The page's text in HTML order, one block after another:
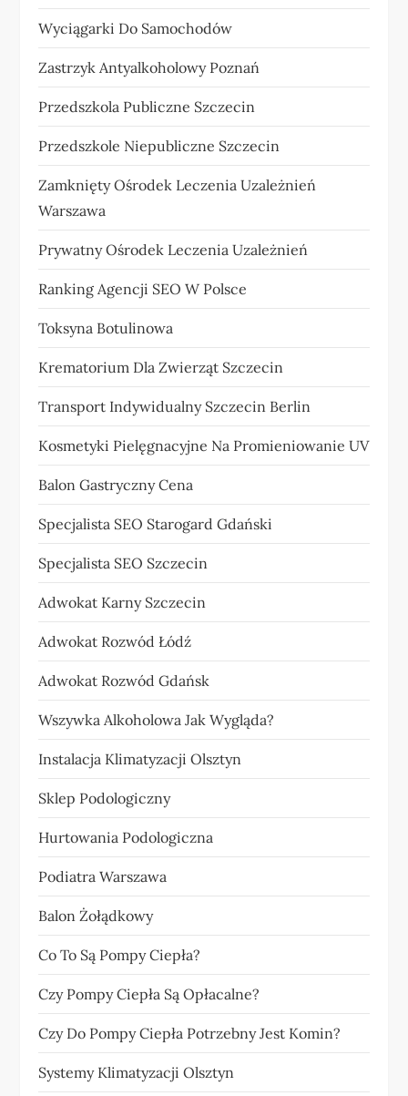
Wyciągarki Do Samochodów
Zastrzyk Antyalkoholowy Poznań
Przedszkola Publiczne Szczecin
Przedszkole Niepubliczne Szczecin
Zamknięty Ośrodek Leczenia Uzależnień
Warszawa
Prywatny Ośrodek Leczenia Uzależnień
Ranking Agencji SEO W Polsce
Toksyna Botulinowa
Krematorium Dla Zwierząt Szczecin
Transport Indywidualny Szczecin Berlin
Kosmetyki Pielęgnacyjne Na Promieniowanie UV
Balon Gastryczny Cena
Specjalista SEO Starogard Gdański
Specjalista SEO Szczecin
Adwokat Karny Szczecin
Adwokat Rozwód Łódź
Adwokat Rozwód Gdańsk
Wszywka Alkoholowa Jak Wygląda?
Instalacja Klimatyzacji Olsztyn
Sklep Podologiczny
Hurtowania Podologiczna
Podiatra Warszawa
Balon Żołądkowy
Co To Są Pompy Ciepła?
Czy Pompy Ciepła Są Opłacalne?
Czy Do Pompy Ciepła Potrzebny Jest Komin?
Systemy Klimatyzacji Olsztyn